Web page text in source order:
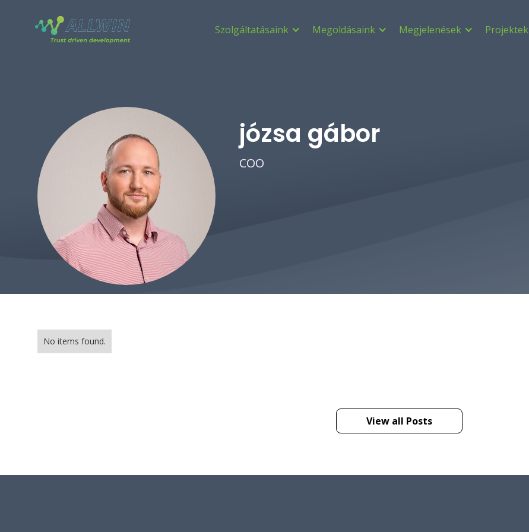
Szolgáltatásaink Megoldásaink Megjelenések Projektek
józsa gábor
COO
No items found.
View all Posts